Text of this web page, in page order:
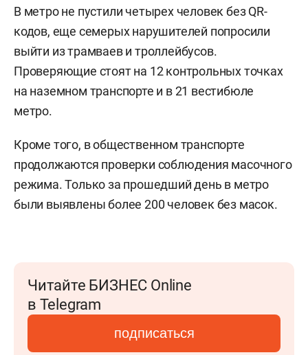
В метро не пустили четырех человек без QR-
кодов, еще семерых нарушителей попросили
выйти из трамваев и троллейбусов.
Проверяющие стоят на 12 контрольных точках
на наземном транспорте и в 21 вестибюле
метро.
Кроме того, в общественном транспорте
продолжаются проверки соблюдения масочного
режима. Только за прошедший день в метро
были выявлены более 200 человек без масок.
Читайте БИЗНЕС Online
в Telegram
подписаться